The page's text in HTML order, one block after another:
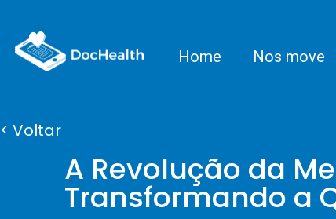
Home Nos move
< Voltar
A Revolução da
Transformando a